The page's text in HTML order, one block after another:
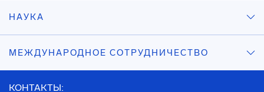
НАУКА
МЕЖДУНАРОДНОЕ СОТРУДНИЧЕСТВО
КОНТАКТЫ: